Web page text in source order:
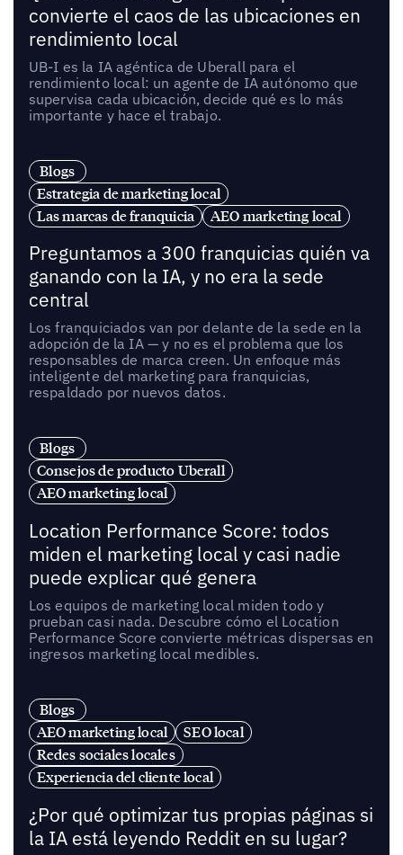
convierte el caos de las ubicaciones en
rendimiento local
UB-I es la IA agéntica de Uberall para el
rendimiento local: un agente de IA autónomo que
supervisa cada ubicación, decide qué es lo más
importante y hace el trabajo.
Blogs
Estrategia de marketing local
Las marcas de franquicia
AEO marketing local
Preguntamos a 300 franquicias quién va
ganando con la IA, y no era la sede
central
Los franquiciados van por delante de la sede en la
adopción de la IA — y no es el problema que los
responsables de marca creen. Un enfoque más
inteligente del marketing para franquicias,
respaldado por nuevos datos.
Blogs
Consejos de producto Uberall
AEO marketing local
Location Performance Score: todos
miden el marketing local y casi nadie
puede explicar qué genera
Los equipos de marketing local miden todo y
prueban casi nada. Descubre cómo el Location
Performance Score convierte métricas dispersas en
ingresos marketing local medibles.
Blogs
AEO marketing local
SEO local
Redes sociales locales
Experiencia del cliente local
¿Por qué optimizar tus propias páginas si
la IA está leyendo Reddit en su lugar?